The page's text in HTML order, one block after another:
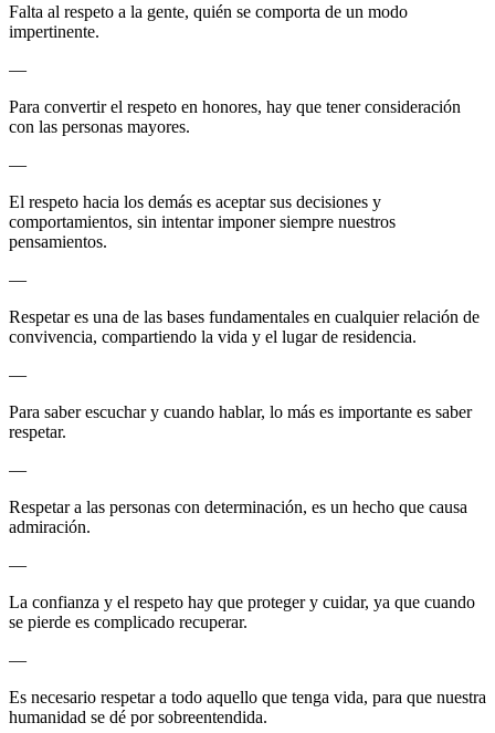
Falta al respeto a la gente, quién se comporta de un modo
impertinente.
—
Para convertir el respeto en honores, hay que tener consideración
con las personas mayores.
—
El respeto hacia los demás es aceptar sus decisiones y
comportamientos, sin intentar imponer siempre nuestros
pensamientos.
—
Respetar es una de las bases fundamentales en cualquier relación de
convivencia, compartiendo la vida y el lugar de residencia.
—
Para saber escuchar y cuando hablar, lo más es importante es saber
respetar.
—
Respetar a las personas con determinación, es un hecho que causa
admiración.
—
La confianza y el respeto hay que proteger y cuidar, ya que cuando
se pierde es complicado recuperar.
—
Es necesario respetar a todo aquello que tenga vida, para que nuestra
humanidad se dé por sobreentendida.